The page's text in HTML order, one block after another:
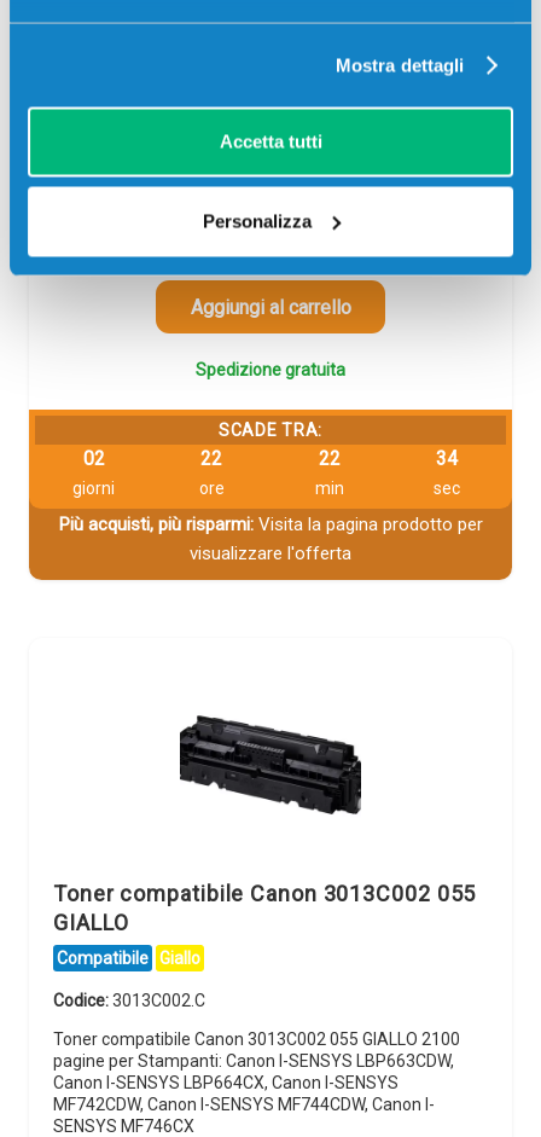
Mostra dettagli
Accetta tutti
Personalizza
pagine per Stampanti: Canon I-SENSYS LBP663CDW,
MF742CDW, Canon I-SENSYS MF744CDW, Canon I-
59,00€
CONSEGNA IN 24/48 ORE
Aggiungi al carrello
Spedizione gratuita
SCADE TRA:
02
giorni
22
ore
22
min
33
sec
Più acquisti, più risparmi:Visita la pagina prodotto per
visualizzare l'offerta
Toner compatibile Canon 3013C002 055
GIALLO
Compatibile Giallo
Codice:3013C002.C
Toner compatibile Canon 3013C002 055 GIALLO 2100
pagine per Stampanti: Canon I-SENSYS LBP663CDW,
Canon I-SENSYS LBP664CX, Canon I-SENSYS
MF742CDW, Canon I-SENSYS MF744CDW, Canon I-
SENSYS MF746CX